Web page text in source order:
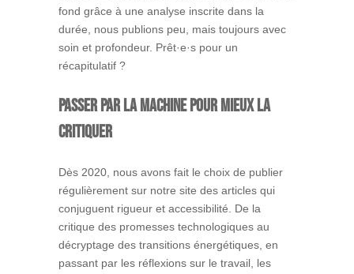
fond grâce à une analyse inscrite dans la
durée, nous publions peu, mais toujours avec
soin et profondeur. Prêt·e·s pour un
récapitulatif ?
Passer par la machine pour mieux la
critiquer
Dès 2020, nous avons fait le choix de publier
régulièrement sur notre site des articles qui
conjuguent rigueur et accessibilité. De la
critique des promesses technologiques au
décryptage des transitions énergétiques, en
passant par les réflexions sur le travail, les